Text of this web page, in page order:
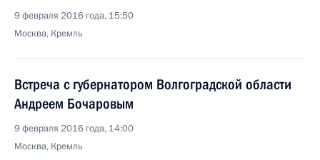
9 февраля 2016 года, 15:50
Москва, Кремль
Встреча с губернатором Волгоградской области
Андреем Бочаровым
9 февраля 2016 года, 14:00
Москва, Кремль